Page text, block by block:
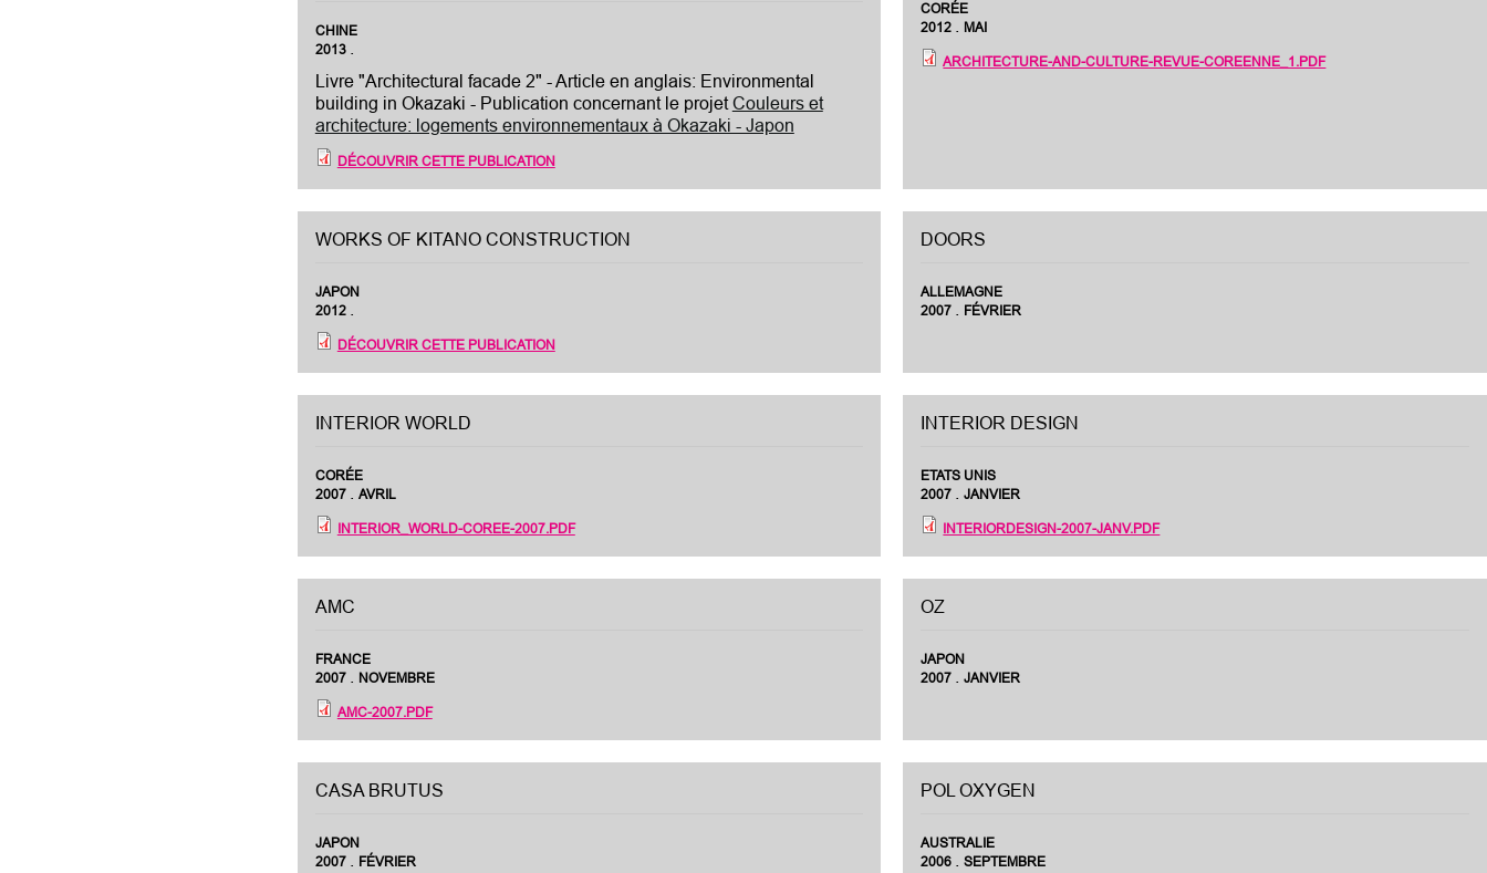
CHINE
2013 .
Livre "Architectural facade 2" - Article en anglais: Environmental
building in Okazaki - Publication concernant le projetCouleurs et
architecture: logements environnementaux à Okazaki - Japon
DÉCOUVRIR CETTE PUBLICATION
CORÉE
2012 .MAI
ARCHITECTURE-AND-CULTURE-REVUE-COREENNE_1.PDF
WORKS OF KITANO CONSTRUCTION
JAPON
2012 .
DÉCOUVRIR CETTE PUBLICATION
DOORS
ALLEMAGNE
2007 . FÉVRIER
INTERIOR WORLD
CORÉE
2007 . AVRIL
INTERIOR_WORLD-COREE-2007.PDF
INTERIOR DESIGN
ETATS UNIS
2007 .JANVIER
INTERIORDESIGN-2007-JANV.PDF
AMC
FRANCE
2007 . NOVEMBRE
AMC-2007.PDF
OZ
JAPON
2007 .JANVIER
CASA BRUTUS
JAPON
2007 . FÉVRIER
POL OXYGEN
AUSTRALIE
2006 .SEPTEMBRE